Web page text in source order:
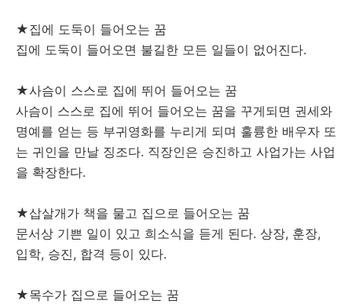
★집에 도둑이 들어오는 꿈
집에 도둑이 들어오면 불길한 모든 일들이 없어진다.
★사슴이 스스로 집에 뛰어 들어오는 꿈
사슴이 스스로 집에 뛰어 들어오는 꿈을 꾸게되면 권세와
명예를 얻는 등 부귀영화를 누리게 되며 훌륭한 배우자 또
는 귀인을 만날 징조다. 직장인은 승진하고 사업가는 사업
을 확장한다.
★삽살개가 책을 물고 집으로 들어오는 꿈
문서상 기쁜 일이 있고 희소식을 듣게 된다. 상장, 훈장,
입학, 승진, 합격 등이 있다.
★목수가 집으로 들어오는 꿈